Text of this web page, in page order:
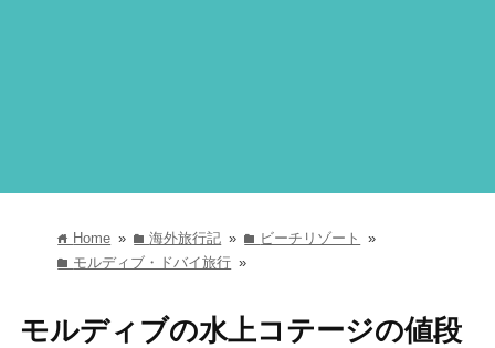
home Home » folder海外旅行記 » folder ビーチリゾート »
folder モルディブ・ドバイ旅行 »
モルディブの水上コテージの値段